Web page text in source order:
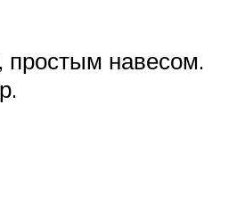
простым навесом.